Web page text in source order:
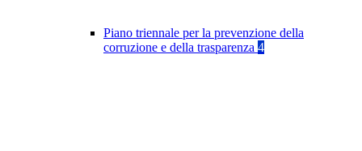
Piano triennale per la prevenzione della
corruzione e della trasparenza 4